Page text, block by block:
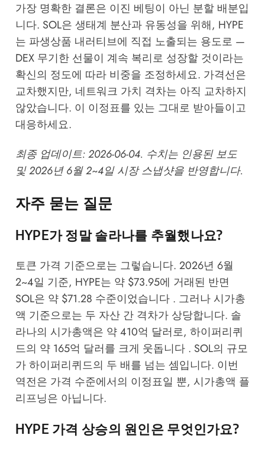
가장 명확한 결론은 이진 베팅이 아닌 분할 배분입
니다. SOL은 생태계 분산과 유동성을 위해, HYPE
는 파생상품 내러티브에 직접 노출되는 용도로 —
DEX 무기한 선물이 계속 복리로 성장할 것이라는
확신의 정도에 따라 비중을 조정하세요. 가격선은
교차했지만, 네트워크 가치 격차는 아직 교차하지
않았습니다. 이 이정표를 있는 그대로 받아들이고
대응하세요.
최종 업데이트: 2026-06-04. 수치는 인용된 보도
및 2026년 6월 2~4일 시장 스냅샷을 반영합니다.
자주 묻는 질문
HYPE가 정말 솔라나를 추월했나요?
토큰 가격 기준으로는 그렇습니다. 2026년 6월
2~4일 기준, HYPE는 약 $73.95에 거래된 반면
SOL은 약 $71.28 수준이었습니다 . 그러나 시가총
액 기준으로는 두 자산 간 격차가 상당합니다. 솔
라나의 시가총액은 약 410억 달러로, 하이퍼리퀴
드의 약 165억 달러를 크게 웃돕니다 . SOL의 규모
가 하이퍼리퀴드의 두 배를 넘는 셈입니다. 이번
역전은 가격 수준에서의 이정표일 뿐, 시가총액 플
리프닝은 아닙니다.
HYPE 가격 상승의 원인은 무엇인가요?